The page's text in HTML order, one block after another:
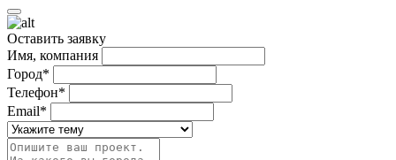
Оставить заявку
Имя, компания
Город*
Телефон*
Email*